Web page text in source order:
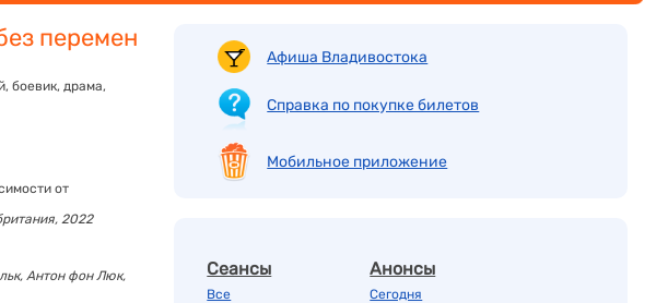
перемен
боевик, драма,
от
2022
Антон фон Люк,
Афиша Владивостока
Справка по покупке билетов
Мобильное приложение
Сеансы
Все
Анонсы
Сегодня